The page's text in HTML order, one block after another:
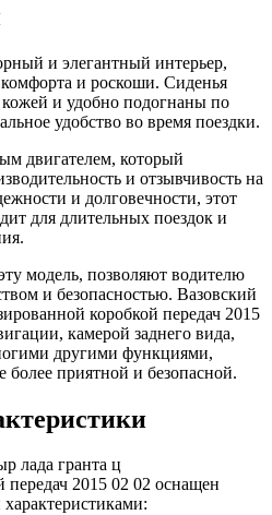
и элегантный интерьер,
и роскоши. Сиденья
и удобно подогнаны по
удобство во время поездки.
двигателем, который
и отзывчивость на
и долговечности, этот
для длительных поездок и
модель, позволяют водителю
и безопасностью. Вазовский
коробкой передач 2015
камерой заднего вида,
другими функциями,
более приятной и безопасной.
лада гранта ц
передач 2015 02 02 оснащен